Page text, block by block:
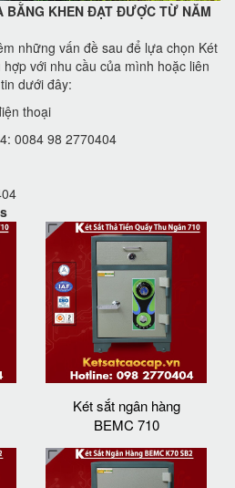
BẰNG KHEN ĐẠT ĐƯỢC TỪ NĂM
những vấn đề sau để lựa chọn Két
với nhu cầu của mình hoặc liên
dưới đây:
thoại
0084 98 2770404
Két sắt ngân hàng
BEMC 710